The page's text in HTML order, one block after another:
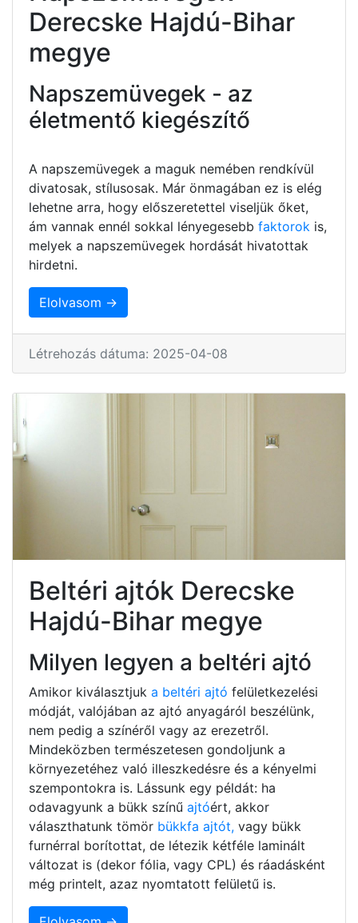
Derecske Hajdú-Bihar
megye
Napszemüvegek - az
életmentő kiegészítő
A napszemüvegek a maguk nemében rendkívül
divatosak, stílusosak. Már önmagában ez is elég
lehetne arra, hogy előszeretettel viseljük őket,
ám vannak ennél sokkal lényegesebb faktorok is,
melyek a napszemüvegek hordását hivatottak
hirdetni.
Elolvasom →
Létrehozás dátuma: 2025-04-08
Beltéri ajtók Derecske
Hajdú-Bihar megye
Milyen legyen a beltéri ajtó
Amikor kiválasztjuk a beltéri ajtó felületkezelési
módját, valójában az ajtó anyagáról beszélünk,
nem pedig a színéről vagy az erezetről.
Mindeközben természetesen gondoljunk a
környezetéhez való illeszkedésre és a kényelmi
szempontokra is. Lássunk egy példát: ha
odavagyunk a bükk színű ajtóért, akkor
választhatunk tömör bükkfa ajtót, vagy bükk
furnérral borítottat, de létezik kétféle laminált
változat is (dekor fólia, vagy CPL) és ráadásként
még printelt, azaz nyomtatott felületű is.